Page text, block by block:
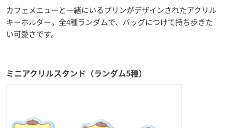
カフェメニューと一緒にいるプリンがデザインされたアクリル
キーホルダー。全4種ランダムで、バッグにつけて持ち歩きた
い可愛さです。
ミニアクリルスタンド（ランダム5種）